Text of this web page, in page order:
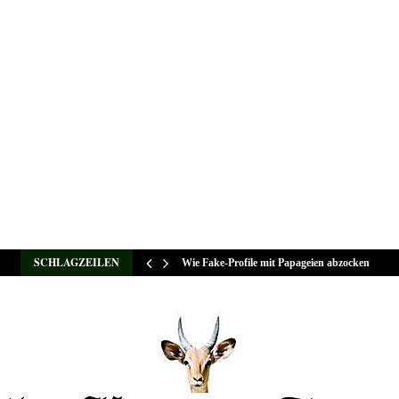
SCHLAGZEILEN Wie Fake-Profile mit Papageien abzocken